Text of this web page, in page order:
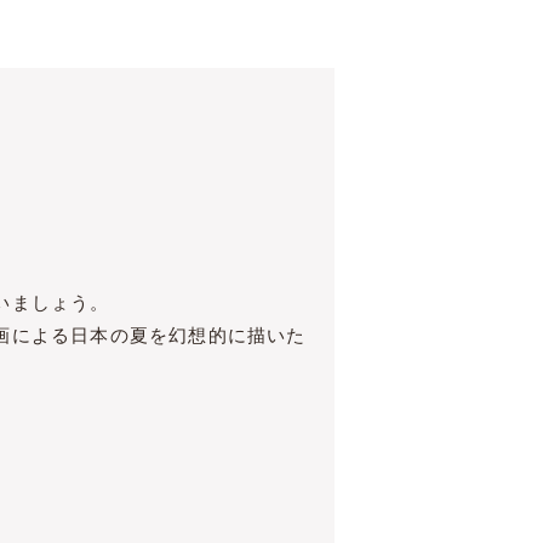
しょう。
よる日本の夏を幻想的に描いた